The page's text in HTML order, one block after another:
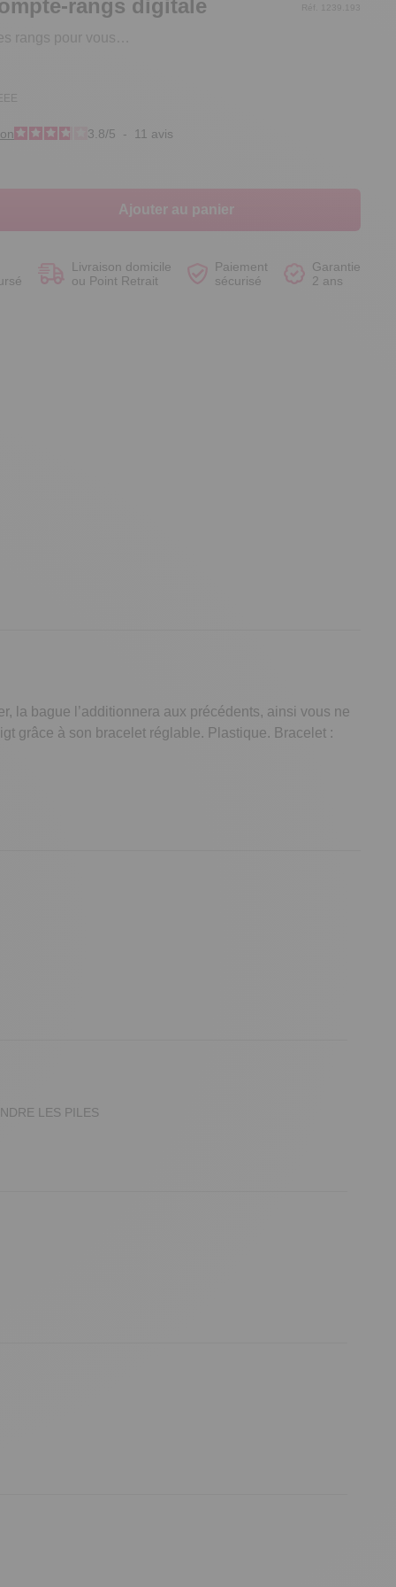
rangs digitale
rangs pour vous…
Réf. 1239.193
3.8/5 - 11 avis
Ajouter au panier
Livraison domicile
ou Point Retrait
Paiement
sécurisé
Garantie
2 ans
la bague l’additionnera aux précédents, ainsi vous ne
grâce à son bracelet réglable. Plastique. Bracelet :
LES PILES